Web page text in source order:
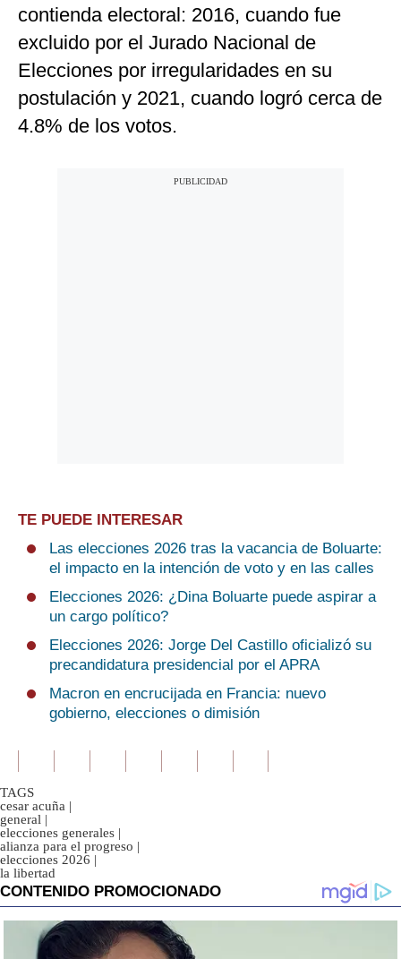
contienda electoral: 2016, cuando fue
excluido por el Jurado Nacional de
Elecciones por irregularidades en su
postulación y 2021, cuando logró cerca de
4.8% de los votos.
TE PUEDE INTERESAR
Las elecciones 2026 tras la vacancia de Boluarte:
el impacto en la intención de voto y en las calles
Elecciones 2026: ¿Dina Boluarte puede aspirar a
un cargo político?
Elecciones 2026: Jorge Del Castillo oficializó su
precandidatura presidencial por el APRA
Macron en encrucijada en Francia: nuevo
gobierno, elecciones o dimisión
TAGS
cesar acuña |
general |
elecciones generales |
alianza para el progreso |
elecciones 2026 |
la libertad